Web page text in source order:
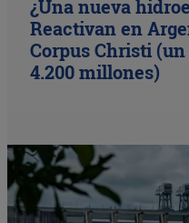
¿Una nueva
Reactivan en
Corpus Christi
4.200 millones)